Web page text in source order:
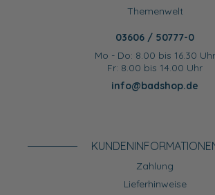
Themenwelt
03606 / 50777-0
Mo - Do: 8.00 bis 16.30 Uhr
Fr: 8.00 bis 14.00 Uhr
info@badshop.de
Zahlung
Lieferhinweise